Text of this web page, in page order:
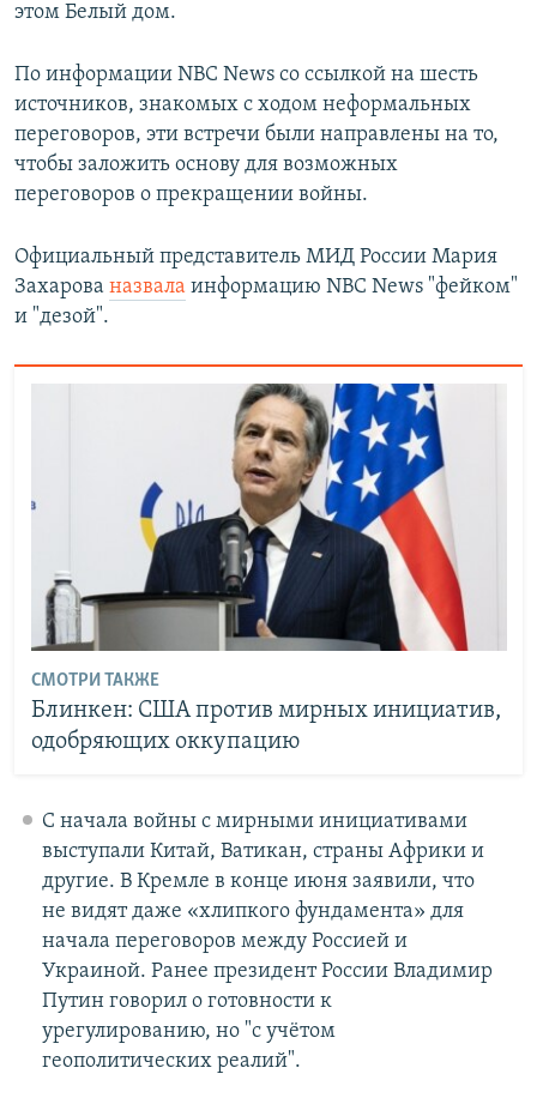
этом Белый дом.
По информации NBC News со ссылкой на шесть
источников, знакомых с ходом неформальных
переговоров, эти встречи были направлены на то,
чтобы заложить основу для возможных
переговоров о прекращении войны.
Официальный представитель МИД России Мария
Захарова назвала информацию NBC News "фейком"
и "дезой".
СМОТРИ ТАКЖЕ
Блинкен: США против мирных инициатив,
одобряющих оккупацию
С начала войны с мирными инициативами
выступали Китай, Ватикан, страны Африки и
другие. В Кремле в конце июня заявили, что
не видят даже «хлипкого фундамента» для
начала переговоров между Россией и
Украиной. Ранее президент России Владимир
Путин говорил о готовности к
урегулированию, но "с учётом
геополитических реалий".